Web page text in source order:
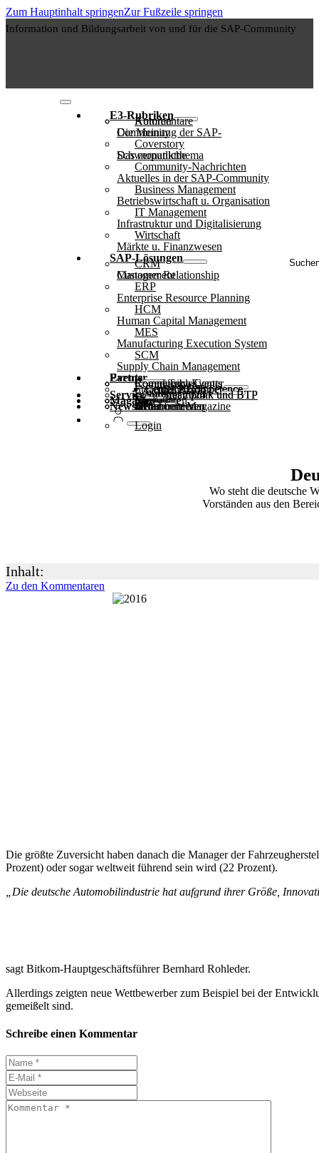
Zum Hauptinhalt springenZur Fußzeile springen
Information und Bildungsarbeit von und für die SAP-Community
E3-Rubriken
Autoren
Kommentare
Die Meinung der SAP-Community
Coverstory
Das monatliche Schwerpunktthema
Community-Nachrichten
Aktuelles in der SAP-Community
Business Management
Betriebswirtschaft u. Organisation
IT Management
Infrastruktur und Digitalisierung
Wirtschaft
Märkte u. Finanzwesen
SAP-Lösungen
CRM
Customer Relationship Management
ERP
Enterprise Resource Planning
HCM
Human Capital Management
MES
Manufacturing Execution System
SCM
Supply Chain Management
Partner
EventsCommunity-Events
Round Tables
Competence Center
SAP Competence Center 2025
SAP Competence Center 2024
SAP Competence Center 2023
Steampunk & BTP
Steampunk und BTP Summit 2025
Steampunk und BTP Summit 2024
Webinare
ServiceGlossar
Formulare
Kontakt
Mediadaten
Magazinhier abonnieren
für Abonnenten
kostenfreie Magazine
Newsletter
Login
..
Wo steht die deutsche
Vorständen aus den
Inhalt:
Zu den Kommentaren
Die größte Zuversicht haben danach die Manager der
Prozent) oder sogar weltweit führend sein wird (22 Prozent).
„Die deutsche Automobilindustrie hat aufgrund ihrer Größe,
sagt Bitkom-Hauptgeschäftsführer Bernhard Rohleder.
Allerdings zeigten neue Wettbewerber zum Beispiel bei der
gemeißelt sind.
Schreibe einen Kommentar